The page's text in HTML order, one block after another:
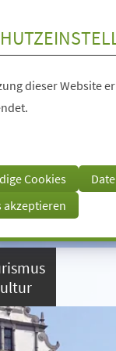
dieser Website
Cookies
akzeptieren